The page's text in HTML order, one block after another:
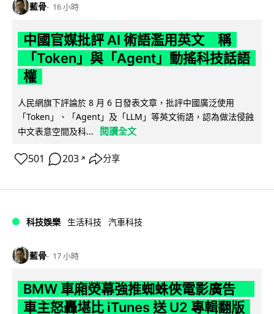
藍骨 16 小時
中國官媒批評 AI 術語濫用英文 稱
「Token」與「Agent」動搖科技話語
權
人民網旗下評論於 8 月 6 日發表文章，批評中國廣泛使用
「Token」、「Agent」及「LLM」等英文術語，認為做法侵蝕
中文表意空間及科...
閱讀全文
501 203 ↗ 分享
科技娛樂 生活科技 汽車科技
藍骨 17 小時
BMW 車廂熒幕強推蜘蛛俠電影廣告
車主怒轟堪比 iTunes 送 U2 專輯翻版